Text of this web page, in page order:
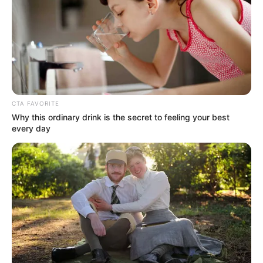
στρογγυλά βότσαλα που οι ντόπιοι
αποκαλούν χαϊδευτικά «κουφέτα» — και μόλις
τα δεις, καταλαβαίνεις γιατί.
Μικροί, λείοι, λευκοί θησαυροί που γυαλίζουν
κάτω από τον ήλιο, σαν να έχουν ξεχυθεί από
μια γιγάντια μπομπονιέρα. Στρογγυλεμένα
από το κύμα και τον χρόνο, χαρίζουν στην
CTA FAVORITE
Why this ordinary drink is the secret to feeling your best
every day